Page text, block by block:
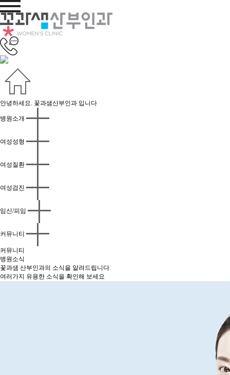
안녕하세요. 꽃과샘산부인과 입니다
병원소개
여성성형
여성질환
여성검진
임신/피임
커뮤니티
커뮤니티
병원소식
꽃과샘 산부인과의 소식을 알려드립니다.
여러가지 유용한 소식을 확인해 보세요